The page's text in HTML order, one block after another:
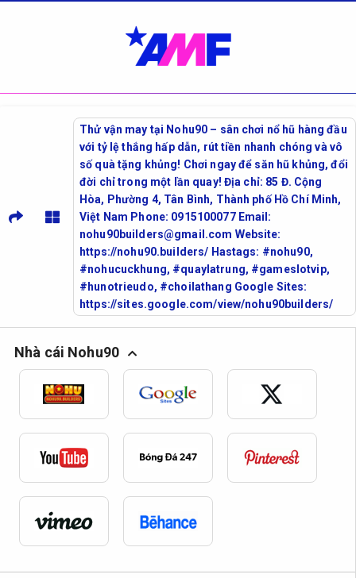
Thử vận may tại Nohu90 – sân chơi nổ hũ hàng đầu
với tỷ lệ thắng hấp dẫn, rút tiền nhanh chóng và vô
số quà tặng khủng! Chơi ngay để săn hũ khủng, đổi
đời chỉ trong một lần quay! Địa chỉ: 85 Đ. Cộng
Hòa, Phường 4, Tân Bình, Thành phố Hồ Chí Minh,
Việt Nam Phone: 0915100077 Email:
nohu90builders@gmail.com Website:
https://nohu90.builders/ Hastags: #nohu90,
#nohucuckhung, #quaylatrung, #gameslotvip,
#hunotrieudo, #choilathang Google Sites:
https://sites.google.com/view/nohu90builders/
Nhà cái Nohu90